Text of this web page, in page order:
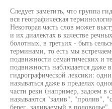
Следует заметить, что группа
вся географическая
Некоторая часть слов может
и их диалектах в качестве
болотных, в третьих - быть
терминами, то есть мы
подвижности семантических и
подвижность наблюдается даже
гидрографической лексики:
называться даже в пределах
части реки (например, задоем в
называются "залив", "пролив",
берег, заливаемый в